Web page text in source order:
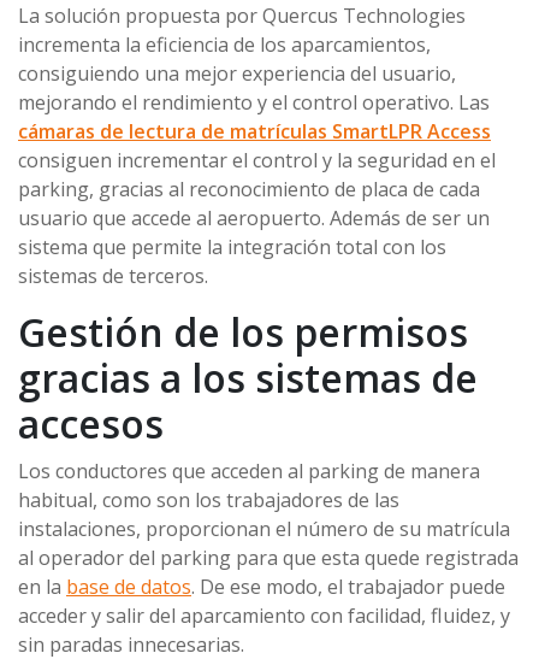
La solución propuesta por Quercus Technologies
incrementa la eficiencia de los aparcamientos,
consiguiendo una mejor experiencia del usuario,
mejorando el rendimiento y el control operativo. Las
cámaras de lectura de matrículas SmartLPR Access
consiguen incrementar el control y la seguridad en el
parking, gracias al reconocimiento de placa de cada
usuario que accede al aeropuerto. Además de ser un
sistema que permite la integración total con los
sistemas de terceros.
Gestión de los permisos
gracias a los sistemas de
accesos
Los conductores que acceden al parking de manera
habitual, como son los trabajadores de las
instalaciones, proporcionan el número de su matrícula
al operador del parking para que esta quede registrada
en la base de datos. De ese modo, el trabajador puede
acceder y salir del aparcamiento con facilidad, fluidez, y
sin paradas innecesarias.